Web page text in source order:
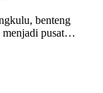
benteng
menjadi pusat…